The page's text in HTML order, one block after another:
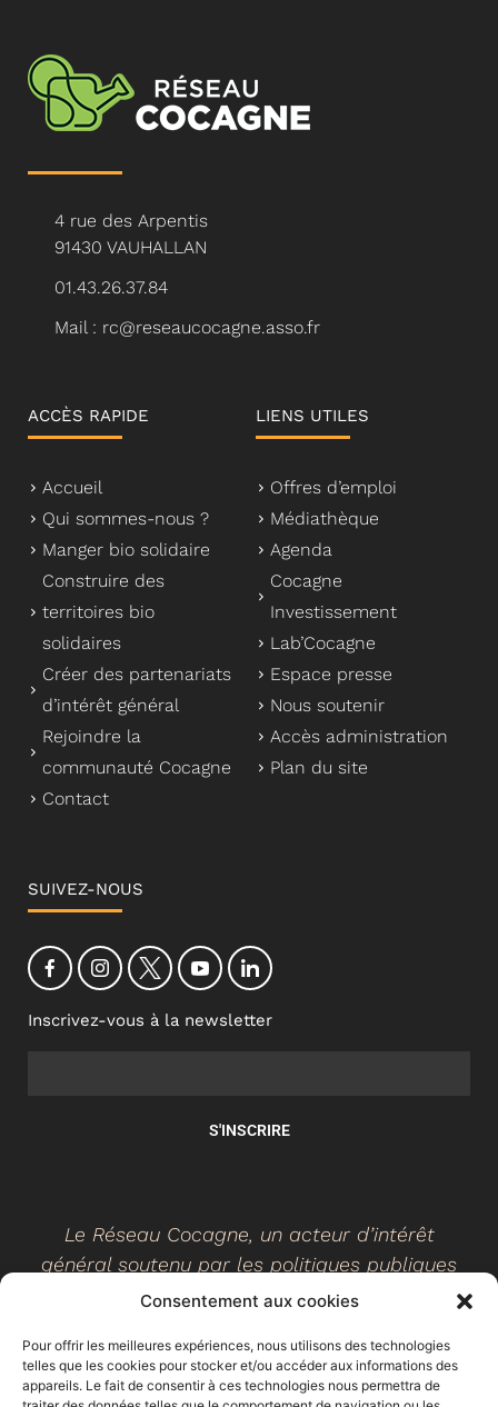
Consentement aux cookies
Pour offrir les meilleures expériences, nous utilisons des technologies
telles que les cookies pour stocker et/ou accéder aux informations des
appareils. Le fait de consentir à ces technologies nous permettra de
4 rue des Arpentis
91430 VAUHALLAN
01.43.26.37.84
Mail : rc@reseaucocagne.asso.fr
ACCÈS RAPIDE
Accueil
Qui sommes-nous ?
Manger bio solidaire
Construire des
territoires bio
solidaires
Créer des partenariats
d’intérêt général
Rejoindre la
communauté Cocagne
Contact
LIENS UTILES
Offres d’emploi
Médiathèque
Agenda
Cocagne
Investissement
Lab’Cocagne
Espace presse
Nous soutenir
Accès administration
Plan du site
SUIVEZ-NOUS
Inscrivez-vous à la newsletter
S'INSCRIRE
Le Réseau Cocagne, un acteur d’intérêt
général soutenu par les politiques publiques
©2026- Réseau Cocagne -Site web réalisé par Ethicweb
Mentions légales